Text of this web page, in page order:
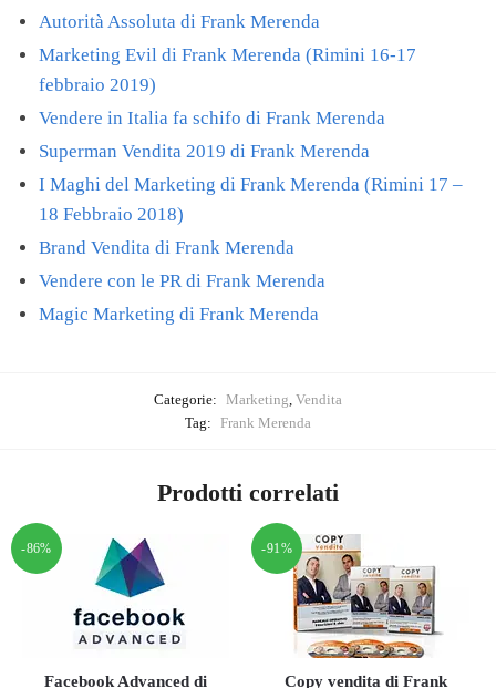
Autorità Assoluta di Frank Merenda
Marketing Evil di Frank Merenda (Rimini 16-17
febbraio 2019)
Vendere in Italia fa schifo di Frank Merenda
Superman Vendita 2019 di Frank Merenda
I Maghi del Marketing di Frank Merenda (Rimini 17 –
18 Febbraio 2018)
Brand Vendita di Frank Merenda
Vendere con le PR di Frank Merenda
Magic Marketing di Frank Merenda
Categorie: Marketing, Vendita
Tag: Frank Merenda
Prodotti correlati
-86%
Facebook Advanced di
-91%
Copy vendita di Frank